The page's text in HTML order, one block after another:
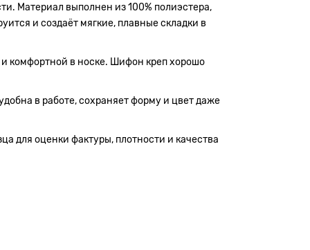
Материал выполнен из 100% полиэстера,
и создаёт мягкие, плавные складки в
комфортной в носке. Шифон креп хорошо
в работе, сохраняет форму и цвет даже
для оценки фактуры, плотности и качества